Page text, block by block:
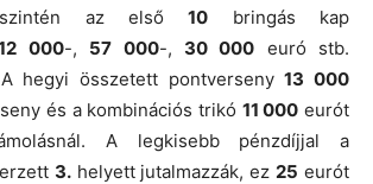
szintén az első10 bringás kap
000-, 57 000-, 30 000 euró stb.
A hegyi összetett pontverseny13 000
és a kombinációs trikó 11 000 eurót
A legkisebb pénzdíjjal a
3.helyett jutalmazzák, ez25 eurót